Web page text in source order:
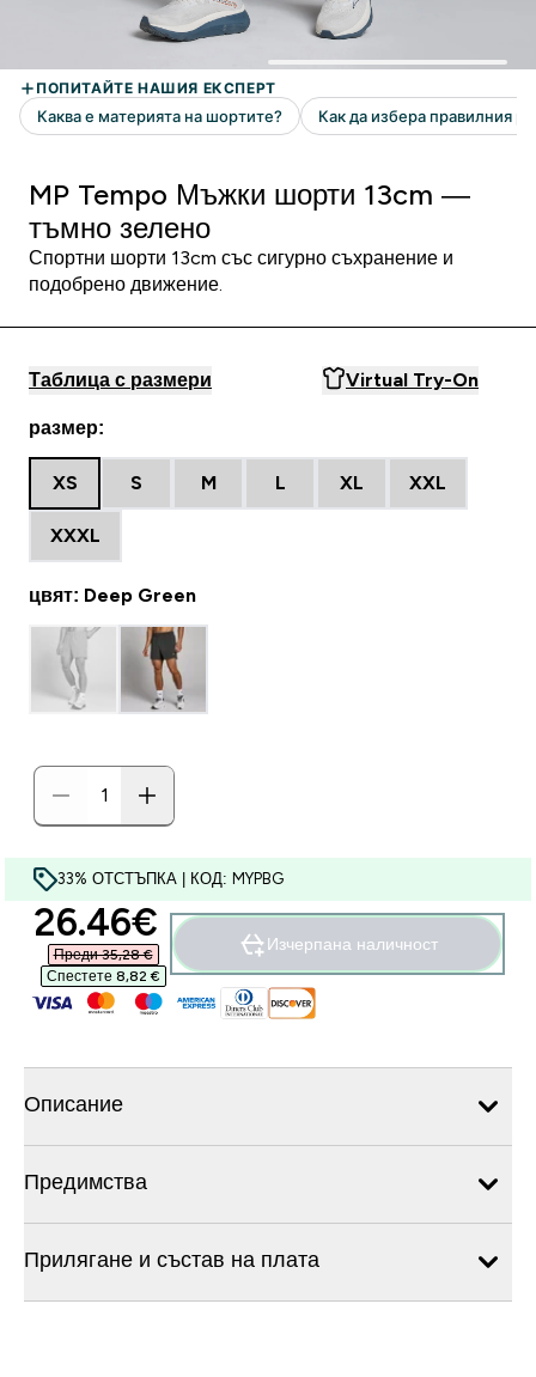
MP Tempo Мъжки шорти 13cm —
тъмно зелено
Спортни шорти 13cm със сигурно съхранение и
подобрено движение.
Таблица с размери Virtual Try-On
размер:
XS S M L XL XXL
XXXL
цвят: Deep Green
33% ОТСТЪПКА | КОД: MYPBG
discounted price
26.46€‎
Преди 35,28 €‎
Спестете 8,82 €‎
Изчерпана наличност
Описание
Предимства
Прилягане и състав на плата